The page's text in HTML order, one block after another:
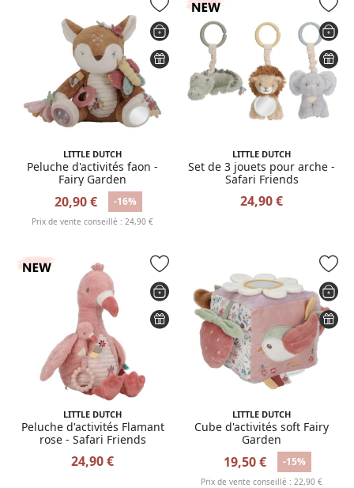
LITTLE DUTCH
Peluche d'activités faon -
Fairy Garden
20,90 € -16%
Prix de vente conseillé : 24,90 €
LITTLE DUTCH
Set de 3 jouets pour arche -
Safari Friends
24,90 €
LITTLE DUTCH
Peluche d'activités Flamant
rose - Safari Friends
24,90 €
LITTLE DUTCH
Cube d'activités soft Fairy
Garden
19,50 € -15%
Prix de vente conseillé : 22,90 €